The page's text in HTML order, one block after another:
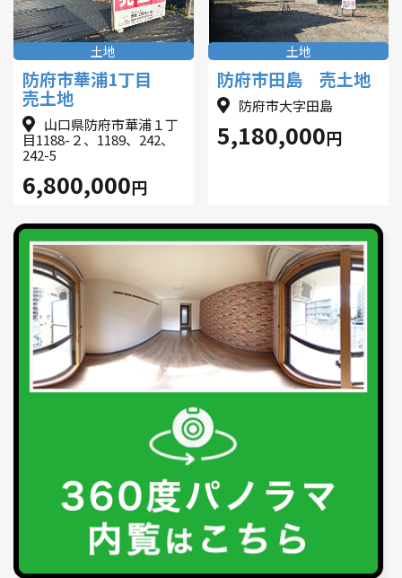
土地
防府市華浦1丁目
売土地
山口県防府市華浦１丁
目1188-２、1189、242、
242-5
6,800,000円
土地
防府市田島 売土地
防府市大字田島
5,180,000円